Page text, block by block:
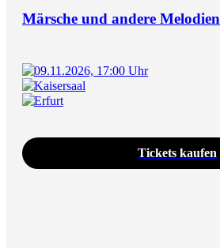
Märsche und andere Melodien
09.11.2026, 17:00 Uhr
Kaisersaal
Erfurt
Tickets kaufen